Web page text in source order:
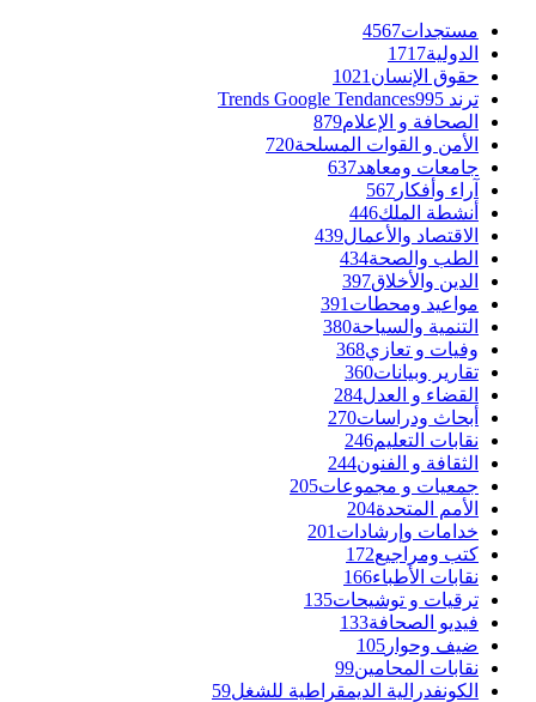
مستجدات4567
الدولية1717
حقوق الإنسان 1021
ترند Trends Google Tendances 995
الصحافة و الإعلام879
الأمن و القوات المسلحة720
جامعات ومعاهد637
آراء وأفكار 567
أنشطة الملك446
الاقتصاد والأعمال439
الطب والصحة434
الدين والأخلاق397
مواعيد ومحطات 391
التنمية والسياحة380
وفيات و تعازي368
تقارير وبيانات360
القضاء و العدل284
أبحاث ودراسات270
نقابات التعليم246
الثقافة و الفنون244
جمعيات و مجموعات205
الأمم المتحدة204
خدامات وإرشادات 201
كتب ومراجيع172
نقابات الأطباء166
ترقيات و توشيحات135
فيديو الصحافة133
ضيف وحوار 105
نقابات المحامين99
الكونفدرالية الديمقراطية للشغل59